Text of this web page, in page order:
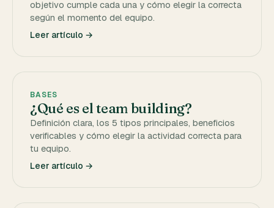
objetivo cumple cada una y cómo elegir la correcta
según el momento del equipo.
Leer artículo →
BASES
¿Qué es el team building?
Definición clara, los 5 tipos principales, beneficios
verificables y cómo elegir la actividad correcta para
tu equipo.
Leer artículo →